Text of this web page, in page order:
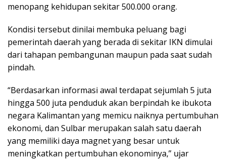
menopang kehidupan sekitar 500.000 orang.
Kondisi tersebut dinilai membuka peluang bagi
pemerintah daerah yang berada di sekitar IKN dimulai
dari tahapan pembangunan maupun pada saat sudah
pindah.
“Berdasarkan informasi awal terdapat sejumlah 5 juta
hingga 500 juta penduduk akan berpindah ke ibukota
negara Kalimantan yang memicu naiknya pertumbuhan
ekonomi, dan Sulbar merupakan salah satu daerah
yang memiliki daya magnet yang besar untuk
meningkatkan pertumbuhan ekonominya,” ujar